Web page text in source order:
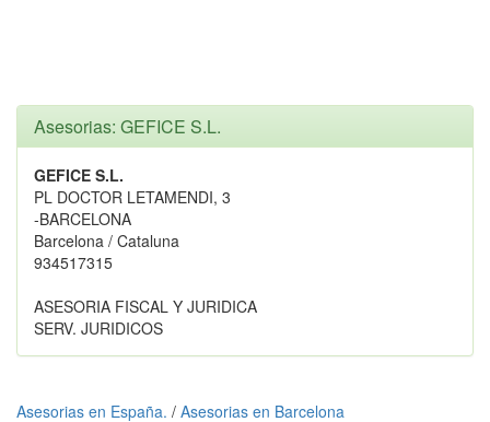
Asesorias: GEFICE S.L.
GEFICE S.L.
PL DOCTOR LETAMENDI, 3
-BARCELONA
Barcelona / Cataluna
934517315
ASESORIA FISCAL Y JURIDICA
SERV. JURIDICOS
Asesorias en España. / Asesorias en Barcelona